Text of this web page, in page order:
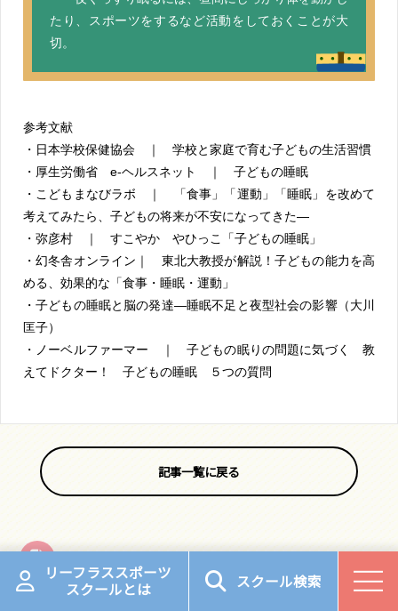
たり、スポーツをするなど活動をしておくことが大
切。
参考文献
・日本学校保健協会 ｜ 学校と家庭で育む子どもの生活習慣
・厚生労働省 e-ヘルスネット ｜ 子どもの睡眠
・こどもまなびラボ ｜ 「食事」「運動」「睡眠」を改めて
考えてみたら、子どもの将来が不安になってきた—
・弥彦村 ｜ すこやか やひっこ「子どもの睡眠」
・幻冬舎オンライン｜ 東北大教授が解説！子どもの能力を高
める、効果的な「食事・睡眠・運動」
・子どもの睡眠と脳の発達―睡眠不足と夜型社会の影響（大川
匡子）
・ノーベルファーマー ｜ 子どもの眠りの問題に気づく 教
えてドクター！ 子どもの睡眠 ５つの質問
記事一覧に戻る
よく一緒に読まれている記事
リーフラススポーツ
スクールとは
スクール検索